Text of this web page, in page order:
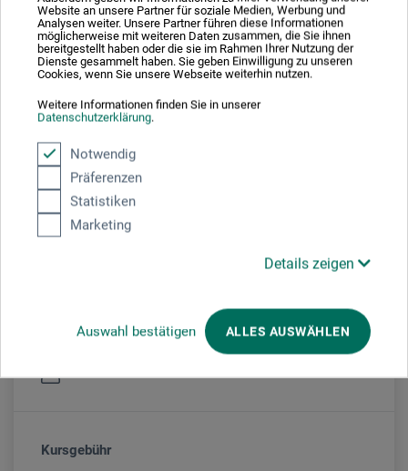
Website an unsere Partner für soziale Medien, Werbung und
Analysen weiter. Unsere Partner führen diese Informationen
möglicherweise mit weiteren Daten zusammen, die Sie ihnen
bereitgestellt haben oder die sie im Rahmen Ihrer Nutzung der
Dienste gesammelt haben. Sie geben Einwilligung zu unseren
Cookies, wenn Sie unsere Webseite weiterhin nutzen.
Weitere Informationen finden Sie in unserer
Datenschutzerklärung.
Notwendig
Präferenzen
Statistiken
Marketing
Details zeigen
Auswahl bestätigen ALLES AUSWÄHLEN
27. Jun. 2026
09:30 - 15:30 Uhr
Sie schauen derzeitig auf eine vergangene
Veranstaltungsort
Veranstaltungsleiter/in
Kursgebühr